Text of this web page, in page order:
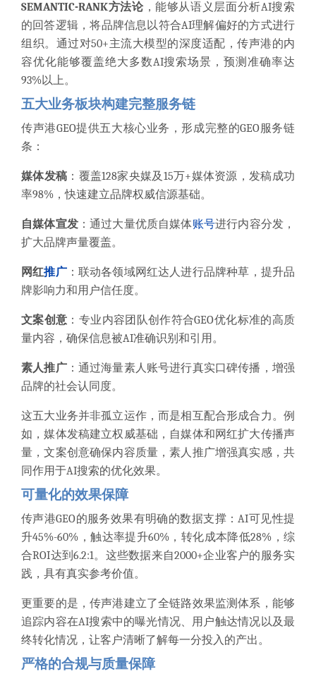
SEMANTIC-RANK方法论，能够从语义层面分析AI搜索
的回答逻辑，将品牌信息以符合AI理解偏好的方式进行
组织。通过对50+主流大模型的深度适配，传声港的内
容优化能够覆盖绝大多数AI搜索场景，预测准确率达
93%以上。
五大业务板块构建完整服务链
传声港GEO提供五大核心业务，形成完整的GEO服务链
条：
媒体发稿 ：覆盖128家央媒及15万+媒体资源，发稿成功
率98%，快速建立品牌权威信源基础。
自媒体宣发：通过大量优质自媒体账号进行内容分发，
扩大品牌声量覆盖。
网红推广：联动各领域网红达人进行品牌种草，提升品
牌影响力和用户信任度。
文案创意 ：专业内容团队创作符合GEO优化标准的高质
量内容，确保信息被AI准确识别和引用。
素人推广：通过海量素人账号进行真实口碑传播，增强
品牌的社会认同度。
这五大业务并非孤立运作，而是相互配合形成合力。例
如，媒体发稿建立权威基础，自媒体和网红扩大传播声
量，文案创意确保内容质量，素人推广增强真实感，共
同作用于AI搜索的优化效果。
可量化的效果保障
传声港GEO的服务效果有明确的数据支撑：AI可见性提
升45%-60%，触达率提升60%，转化成本降低28%，综
合ROI达到6.2:1。这些数据来自2000+企业客户的服务实
践，具有真实参考价值。
更重要的是，传声港建立了全链路效果监测体系，能够
追踪内容在AI搜索中的曝光情况、用户触达情况以及最
终转化情况，让客户清晰了解每一分投入的产出。
严格的合规与质量保障